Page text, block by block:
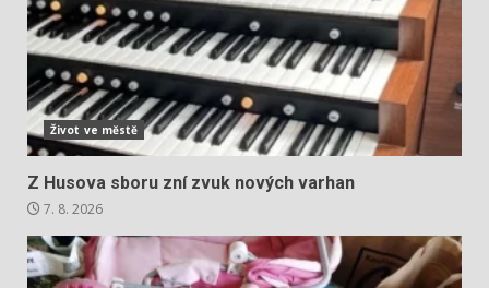
Život ve městě
Z Husova sboru zní zvuk nových varhan
7. 8. 2026